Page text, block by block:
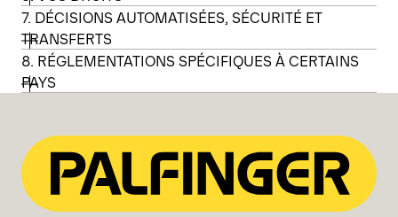
7. DÉCISIONS AUTOMATISÉES, SÉCURITÉ ET
TRANSFERTS
8. RÉGLEMENTATIONS SPÉCIFIQUES À CERTAINS
PAYS